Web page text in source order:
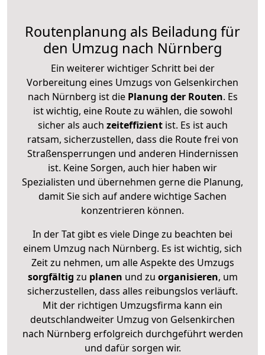
Routenplanung als Beiladung für
den Umzug nach Nürnberg
Ein weiterer wichtiger Schritt bei der
Vorbereitung eines Umzugs von Gelsenkirchen
nach Nürnberg ist diePlanung der Routen. Es
ist wichtig, eine Route zu wählen, die sowohl
sicher als auch zeiteffizientist. Es ist auch
ratsam, sicherzustellen, dass die Route frei von
Straßensperrungen und anderen Hindernissen
ist. Keine Sorgen, auch hier haben wir
Spezialisten und übernehmen gerne die Planung,
damit Sie sich auf andere wichtige Sachen
konzentrieren können.
In der Tat gibt es viele Dinge zu beachten bei
einem Umzug nach Nürnberg. Es ist wichtig, sich
Zeit zu nehmen, um alle Aspekte des Umzugs
sorgfältig zu planen und zu organisieren, um
sicherzustellen, dass alles reibungslos verläuft.
Mit der richtigen Umzugsfirma kann ein
deutschlandweiter Umzug von Gelsenkirchen
nach Nürnberg erfolgreich durchgeführt werden
und dafür sorgen wir.